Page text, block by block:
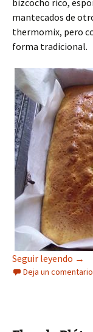
bizcocho rico,
mantecados de
thermomix, pero
forma tradicional.
Seguir leyendo →
Deja un comentario